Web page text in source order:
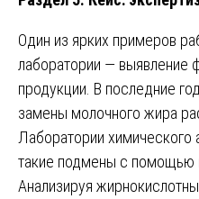
Один из ярких примеров
лаборатории — выявление
продукции. В последние
замены молочного жира
Лаборатории
такие подмены с помощью
Анализируя